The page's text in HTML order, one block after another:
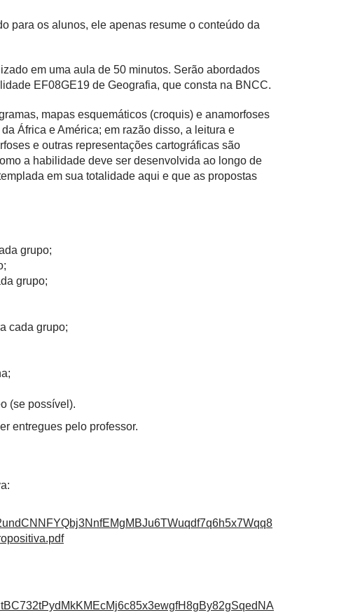
para os alunos, ele apenas resume o conteúdo da
em uma aula de 50 minutos. Serão abordados
EF08GE19 de Geografia, que consta na BNCC.
mapas esquemáticos (croquis) e anamorfoses
África e América; em razão disso, a leitura e
e outras representações cartográficas são
a habilidade deve ser desenvolvida ao longo de
em sua totalidade aqui e que as propostas
grupo;
grupo;
cada grupo;
(se possível).
entregues pelo professor.